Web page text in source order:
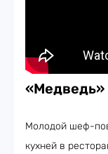
«Медведь»
Молодой шеф-
кухней в